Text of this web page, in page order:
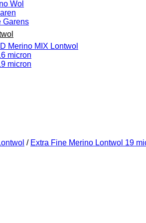
Wol
Garens
Merino MIX Lontwol
micron
micron
/ Extra Fine Merino Lontwol 19